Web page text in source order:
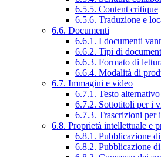
6.5.5. Content critique
6.5.6. Traduzione e
6.6. Documenti
6.6.1. I documenti
6.6.2. Tipi di
6.6.3. Formato di
6.6.4. Modalità di
6.7. Immagini e video
6.7.1. Testo
6.7.2. Sottotitoli per i
6.7.3. Trascrizioni per
6.8. Proprietà intellettuale e
6.8.1. Pubblicazione
6.8.2. Pubblicazione